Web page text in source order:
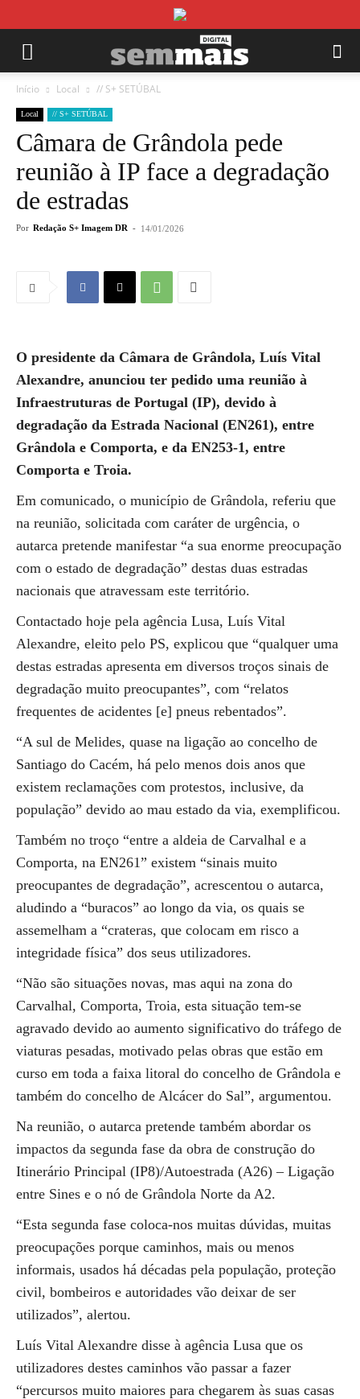
Início Local // S+ SETÚBAL
Local // S+ SETÚBAL
Câmara de Grândola pede
reunião à IP face a degradação
de estradas
Por Redação S+ Imagem DR - 14/01/2026
O presidente da Câmara de Grândola, Luís Vital
Alexandre, anunciou ter pedido uma reunião à
Infraestruturas de Portugal (IP), devido à
degradação da Estrada Nacional (EN261), entre
Grândola e Comporta, e da EN253-1, entre
Comporta e Troia.
Em comunicado, o município de Grândola, referiu que
na reunião, solicitada com caráter de urgência, o
autarca pretende manifestar “a sua enorme preocupação
com o estado de degradação” destas duas estradas
nacionais que atravessam este território.
Contactado hoje pela agência Lusa, Luís Vital
Alexandre, eleito pelo PS, explicou que “qualquer uma
destas estradas apresenta em diversos troços sinais de
degradação muito preocupantes”, com “relatos
frequentes de acidentes [e] pneus rebentados”.
“A sul de Melides, quase na ligação ao concelho de
Santiago do Cacém, há pelo menos dois anos que
existem reclamações com protestos, inclusive, da
população” devido ao mau estado da via, exemplificou.
Também no troço “entre a aldeia de Carvalhal e a
Comporta, na EN261” existem “sinais muito
preocupantes de degradação”, acrescentou o autarca,
aludindo a “buracos” ao longo da via, os quais se
assemelham a “crateras, que colocam em risco a
integridade física” dos seus utilizadores.
“Não são situações novas, mas aqui na zona do
Carvalhal, Comporta, Troia, esta situação tem-se
agravado devido ao aumento significativo do tráfego de
viaturas pesadas, motivado pelas obras que estão em
curso em toda a faixa litoral do concelho de Grândola e
também do concelho de Alcácer do Sal”, argumentou.
Na reunião, o autarca pretende também abordar os
impactos da segunda fase da obra de construção do
Itinerário Principal (IP8)/Autoestrada (A26) – Ligação
entre Sines e o nó de Grândola Norte da A2.
“Esta segunda fase coloca-nos muitas dúvidas, muitas
preocupações porque caminhos, mais ou menos
informais, usados há décadas pela população, proteção
civil, bombeiros e autoridades vão deixar de ser
utilizados”, alertou.
Luís Vital Alexandre disse à agência Lusa que os
utilizadores destes caminhos vão passar a fazer
“percursos muito maiores para chegarem às suas casas